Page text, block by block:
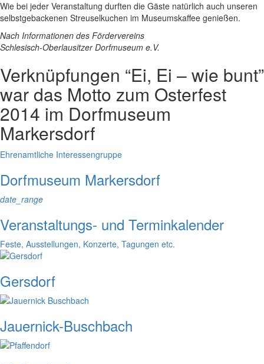
Wie bei jeder Veranstaltung durften die Gäste natürlich auch unseren
selbstgebackenen Streuselkuchen im Museumskaffee genießen.
Nach Informationen des Fördervereins
Schlesisch-Oberlausitzer Dorfmuseum e.V.
Verknüpfungen “Ei, Ei – wie bunt”
war das Motto zum Osterfest
2014 im Dorfmuseum
Markersdorf
Ehrenamtliche Interessengruppe
Dorfmuseum Markersdorf
date_range
Veranstaltungs- und Terminkalender
Feste, Ausstellungen, Konzerte, Tagungen etc.
Gersdorf
Jauernick-Buschbach